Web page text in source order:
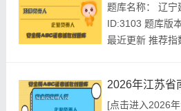
下列各项中，不
义务的是()。A.
法行为，...
题库名称： 辽宁
ID:3103 题库版
最近更新 推荐
建筑安全员模拟
[点击进入2026